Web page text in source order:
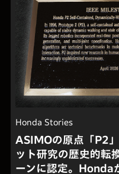
Honda Stories
ASIMOの原点「P2
ット研究の歴史的転
ーンに認定。Honda